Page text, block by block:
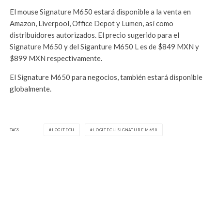
El mouse Signature M650 estará disponible a la venta en
Amazon, Liverpool, Office Depot y Lumen, así como
distribuidores autorizados. El precio sugerido para el
Signature M650 y del Siganture M650 L es de $849 MXN y
$899 MXN respectivamente.
El Signature M650 para negocios, también estará disponible
globalmente.
TAGS LOGITECH LOGITECH SIGNATURE M650